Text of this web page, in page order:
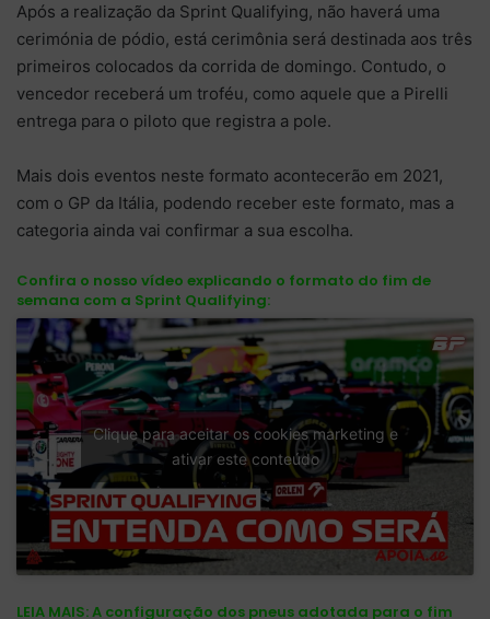
Após a realização da Sprint Qualifying, não haverá uma
cerimónia de pódio, está cerimônia será destinada aos três
primeiros colocados da corrida de domingo. Contudo, o
vencedor receberá um troféu, como aquele que a Pirelli
entrega para o piloto que registra a pole.
Mais dois eventos neste formato acontecerão em 2021,
com o GP da Itália, podendo receber este formato, mas a
categoria ainda vai confirmar a sua escolha.
Confira o nosso vídeo explicando o formato do fim de
semana com a Sprint Qualifying:
Clique para aceitar os cookies marketing e
ativar este conteúdo
LEIA MAIS:A configuração dos pneus adotada para o fim